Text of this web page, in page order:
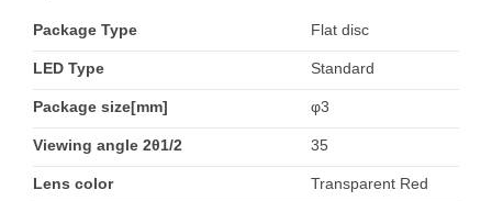
Package Type Flat disc
LED Type Standard
Package size[mm] φ3
Viewing angle 2θ1/2 35
Lens color Transparent Red